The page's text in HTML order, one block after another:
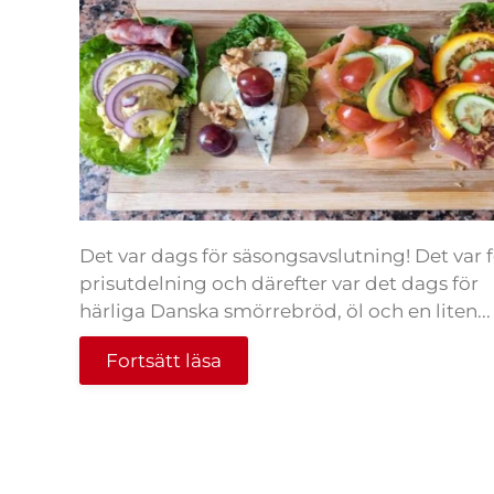
Det var dags för säsongsavslutning! Det var
prisutdelning och därefter var det dags för
härliga Danska smörrebröd, öl och en liten...
Fortsätt läsa